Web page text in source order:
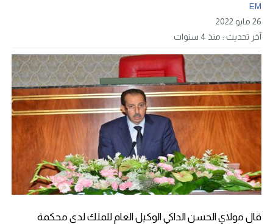
EM
26 مايو 2022
آخر تحديث : منذ 4 سنوات
قال مولاي الحسن الداكي الوكيل العام للملك لدى محكمة